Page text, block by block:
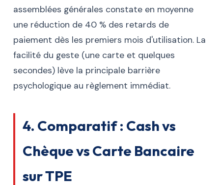
assemblées générales constate en moyenne
une réduction de 40 % des retards de
paiement dès les premiers mois d'utilisation. La
facilité du geste (une carte et quelques
secondes) lève la principale barrière
psychologique au règlement immédiat.
4. Comparatif : Cash vs
Chèque vs Carte Bancaire
sur TPE